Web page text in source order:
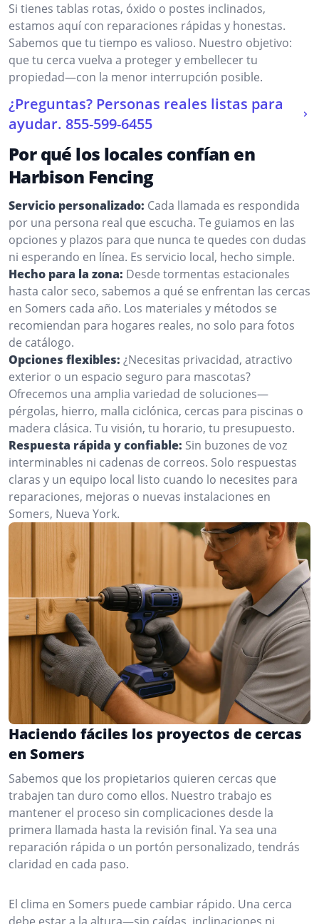
Si tienes tablas rotas, óxido o postes inclinados,
estamos aquí con reparaciones rápidas y honestas.
Sabemos que tu tiempo es valioso. Nuestro objetivo:
que tu cerca vuelva a proteger y embellecer tu
propiedad—con la menor interrupción posible.
¿Preguntas? Personas reales listas para
ayudar. 855-599-6455
Por qué los locales confían en
Harbison Fencing
Servicio personalizado: Cada llamada es respondida
por una persona real que escucha. Te guiamos en las
opciones y plazos para que nunca te quedes con dudas
ni esperando en línea. Es servicio local, hecho simple.
Hecho para la zona: Desde tormentas estacionales
hasta calor seco, sabemos a qué se enfrentan las cercas
en Somers cada año. Los materiales y métodos se
recomiendan para hogares reales, no solo para fotos
de catálogo.
Opciones flexibles: ¿Necesitas privacidad, atractivo
exterior o un espacio seguro para mascotas?
Ofrecemos una amplia variedad de soluciones—
pérgolas, hierro, malla ciclónica, cercas para piscinas o
madera clásica. Tu visión, tu horario, tu presupuesto.
Respuesta rápida y confiable: Sin buzones de voz
interminables ni cadenas de correos. Solo respuestas
claras y un equipo local listo cuando lo necesites para
reparaciones, mejoras o nuevas instalaciones en
Somers, Nueva York.
Haciendo fáciles los proyectos de cercas
en Somers
Sabemos que los propietarios quieren cercas que
trabajen tan duro como ellos. Nuestro trabajo es
mantener el proceso sin complicaciones desde la
primera llamada hasta la revisión final. Ya sea una
reparación rápida o un portón personalizado, tendrás
claridad en cada paso.
El clima en Somers puede cambiar rápido. Una cerca